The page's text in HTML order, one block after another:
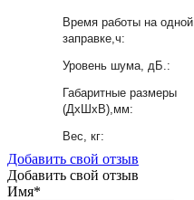
Время работы на одной
заправке,ч:
Уровень шума, дБ.:
Габаритные размеры
(ДхШхВ),мм:
Вес, кг:
Добавить свой отзыв
Добавить свой отзыв
Имя*